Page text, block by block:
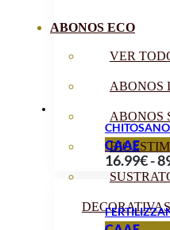
ABONOS ECO
VER
ABONOS
ABONOS
DECORATIVAS
CHITOSANO
16.99€-
CAAE